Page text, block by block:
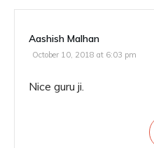
Aashish Malhan
October 10, 2018 at 6:03 pm
Nice guru ji.